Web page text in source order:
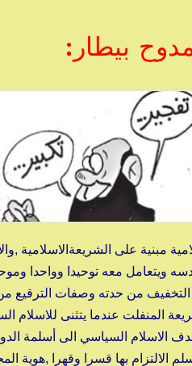
بيطار:
مبنية على الشريعةالاسلامية
ويتعامل معه توحيدا وواحدا
من حدته وصفات الترقيع
المنفلت عندما يتثنى للاسلام
الاسلام السياسي الى أسلمة
الالتزام بها قسرا وقهرا ,هوية